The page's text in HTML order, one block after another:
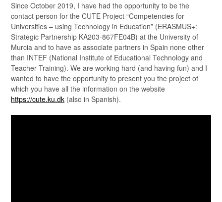
Since October 2019, I have had the opportunity to be the
contact person for the CUTE Project “Competencies for
Universities – using Technology in Education” (ERASMUS+:
Strategic Partnership KA203-867FE04B) at the University of
Murcia and to have as associate partners in Spain none other
than INTEF (National Institute of Educational Technology and
Teacher Training). We are working hard (and having fun) and I
wanted to have the opportunity to present you the project of
which you have all the information on the website
https://cute.ku.dk (also in Spanish).